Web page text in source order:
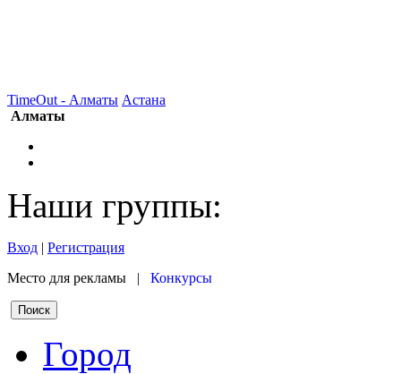
TimeOut - Алматы Астана
Алматы
Наши группы:
Вход | Регистрация
Место для рекламы | Конкурсы
Город